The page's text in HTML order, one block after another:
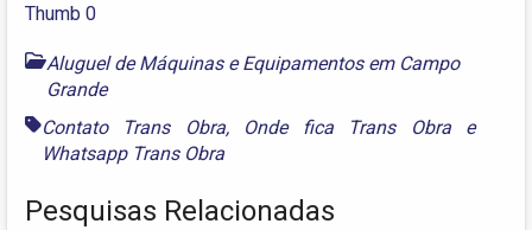
Aluguel de Máquinas e Equipamentos em Campo
Grande
Contato Trans Obra, Onde fica Trans Obrae
Whatsapp Trans Obra
Pesquisas Relacionadas